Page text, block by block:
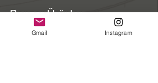
hazırlanmıştır.
Her bileşen kendi layerında
modellenmiştir. Bu sayede
Benzer Ürünler
Gmail Instagram